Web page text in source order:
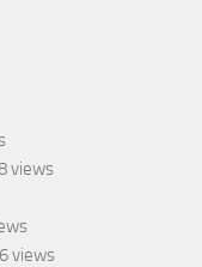
views
views